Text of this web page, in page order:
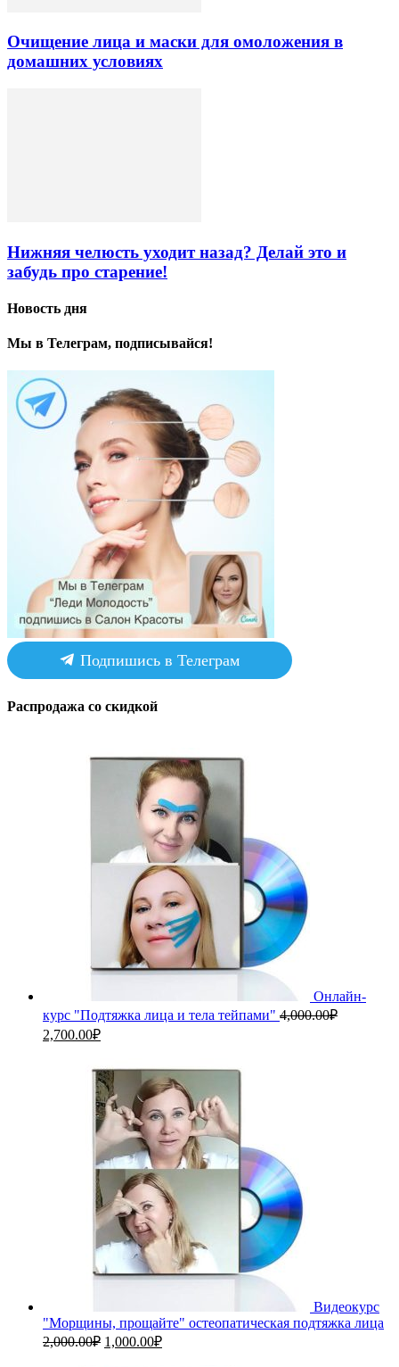
Очищение лица и маски для омоложения в
домашних условиях
Нижняя челюсть уходит назад? Делай это и
забудь про старение!
Новость дня
Мы в Телеграм, подписывайся!
Подпишись в Телеграм
Распродажа со скидкой
Онлайн-
курс "Подтяжка лица и тела тейпами" 4,000.00₽
Первоначальная
4,000.00₽.
2,700.00₽Текущая
2,700.00₽.
Видеокурс
"Морщины, прощайте" остеопатическая подтяжка лица
2,000.00₽ Первоначальная
1,000.00₽Текущая